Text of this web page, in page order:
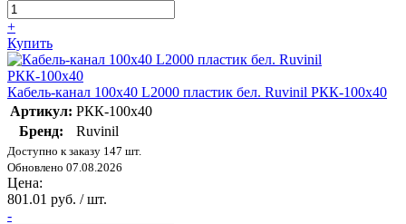
+
Купить
Кабель-канал 100х40 L2000 пластик бел. Ruvinil РКК-100х40
Артикул: РКК-100х40
Бренд:
Ruvinil
Доступно к заказу 147 шт.
Обновлено 07.08.2026
Цена:
801.01 руб. / шт.
-